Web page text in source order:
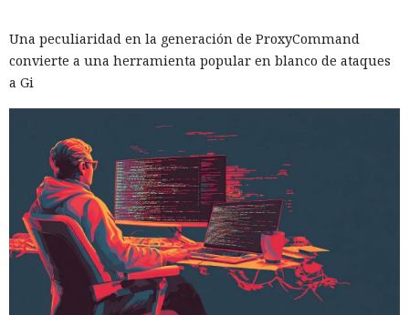
Una peculiaridad en la generación de ProxyCommand
convierte a una herramienta popular en blanco de ataques
a Gi